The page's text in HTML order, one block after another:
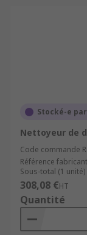
Stocké-e
Nettoyeur de
Code commande
Référence fabricant
Sous-total (1 unité)
308,08 €HT
Quantité